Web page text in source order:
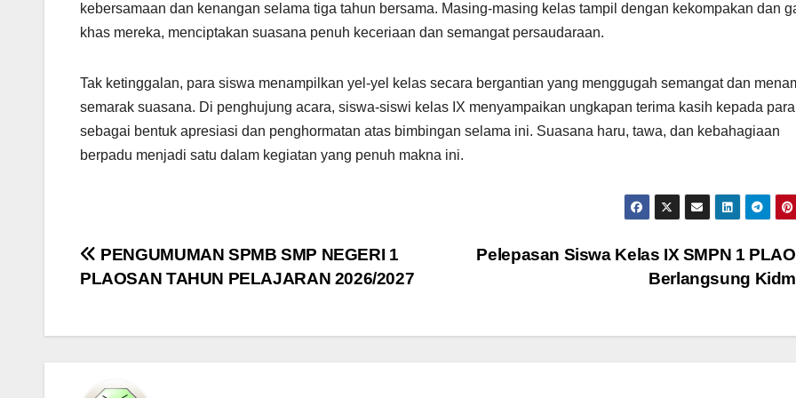
kebersamaan dan kenangan selama tiga tahun bersama. Masing-masing kelas tampil dengan kekompakan dan
khas mereka, menciptakan suasana penuh keceriaan dan semangat persaudaraan.
Tak ketinggalan, para siswa menampilkan yel-yel kelas secara bergantian yang menggugah semangat dan
semarak suasana. Di penghujung acara, siswa-siswi kelas IX menyampaikan ungkapan terima kasih kepada
sebagai bentuk apresiasi dan penghormatan atas bimbingan selama ini. Suasana haru, tawa, dan kebahagiaan
berpadu menjadi satu dalam kegiatan yang penuh makna ini.
Navigasi
Pelepasan Siswa Kelas IX SMPN 1
Berlangsung
PENGUMUMAN SPMB SMP NEGERI 1
PLAOSAN TAHUN PELAJARAN 2026/2027